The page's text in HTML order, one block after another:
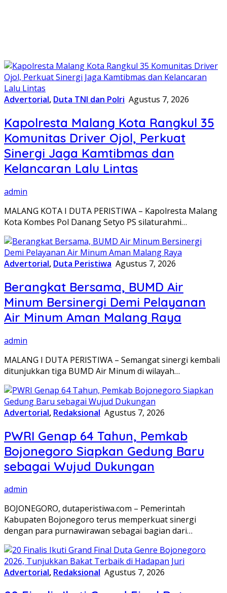
Advertorial, Duta TNI dan Polri Agustus 7, 2026
Kapolresta Malang Kota Rangkul 35
Komunitas Driver Ojol, Perkuat
Sinergi Jaga Kamtibmas dan
Kelancaran Lalu Lintas
admin
MALANG KOTA I DUTA PERISTIWA – Kapolresta Malang
Kota Kombes Pol Danang Setyo PS silaturahmi…
Advertorial, Duta Peristiwa Agustus 7, 2026
Berangkat Bersama, BUMD Air
Minum Bersinergi Demi Pelayanan
Air Minum Aman Malang Raya
admin
MALANG I DUTA PERISTIWA – Semangat sinergi kembali
ditunjukkan tiga BUMD Air Minum di wilayah…
Advertorial, Redaksional Agustus 7, 2026
PWRI Genap 64 Tahun, Pemkab
Bojonegoro Siapkan Gedung Baru
sebagai Wujud Dukungan
admin
BOJONEGORO, dutaperistiwa.com – Pemerintah
Kabupaten Bojonegoro terus memperkuat sinergi
dengan para purnawirawan sebagai bagian dari…
Advertorial, Redaksional Agustus 7, 2026